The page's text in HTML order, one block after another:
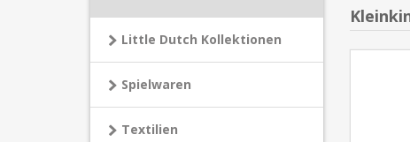
Little Dutch Kollektionen
Spielwaren
Textilien